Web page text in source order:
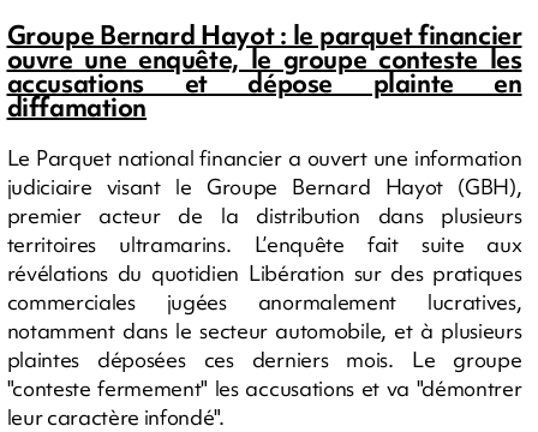
Groupe Bernard Hayot : le parquet financier
ouvre une enquête, le groupe conteste les
accusations et dépose plainte en
diffamation
Le Parquet national financier a ouvert une information
judiciaire visant le Groupe Bernard Hayot (GBH),
premier acteur de la distribution dans plusieurs
territoires ultramarins. L’enquête fait suite aux
révélations du quotidien Libération sur des pratiques
commerciales jugées anormalement lucratives,
notamment dans le secteur automobile, et à plusieurs
plaintes déposées ces derniers mois. Le groupe
"conteste fermement" les accusations et va "démontrer
leur caractère infondé".